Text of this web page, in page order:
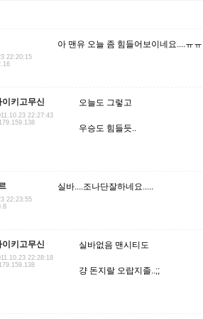
22:20:15
아 맨유 오늘 좀 힘들어보이네요....ㅠㅠ
이키고무신
22:27:43
오늘도 그렇고
우승도 힘들듯..
22:23:55
실바....조나단잘하네요.....
이키고무신
22:28:18
실바없음 맨시티도
걍 돈지랄 오랍지졸..;;